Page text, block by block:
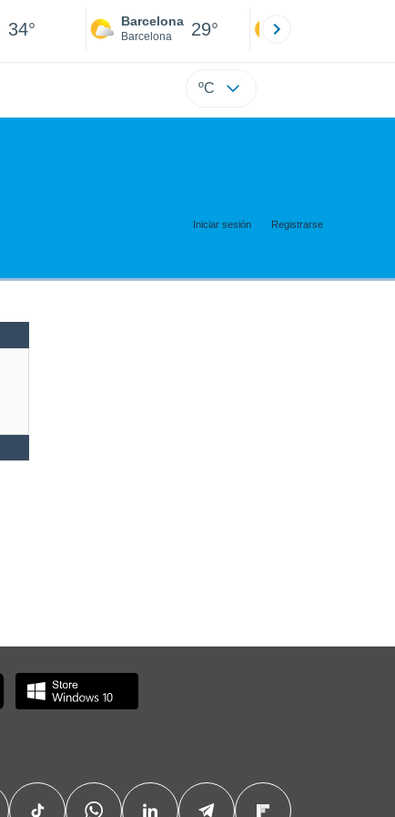
34° Barcelona
Barcelona 29°
ºC
Iniciar sesión Registrarse